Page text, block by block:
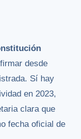
desde
Sí hay
en 2023,
clara que
fecha oficial de